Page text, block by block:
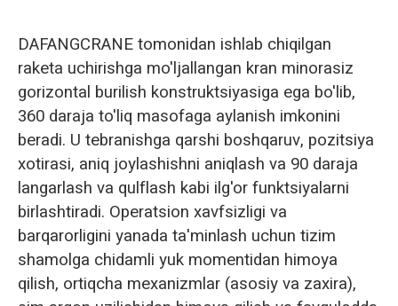
DAFANGCRANE tomonidan ishlab chiqilgan
raketa uchirishga mo'ljallangan kran minorasiz
gorizontal burilish konstruktsiyasiga ega bo'lib,
360 daraja to'liq masofaga aylanish imkonini
beradi. U tebranishga qarshi boshqaruv, pozitsiya
xotirasi, aniq joylashishni aniqlash va 90 daraja
langarlash va qulflash kabi ilg'or funktsiyalarni
birlashtiradi. Operatsion xavfsizligi va
barqarorligini yanada ta'minlash uchun tizim
shamolga chidamli yuk momentidan himoya
qilish, ortiqcha mexanizmlar (asosiy va zaxira),